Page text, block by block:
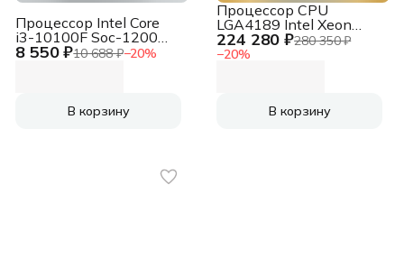
8 550 ₽10 688 ₽−20%
Процессор Intel Core
i3-10100F Soc-1200
3.6GHz OEM
В корзину
224 280 ₽280 350 ₽
−20%
Процессор CPU
LGA4189 Intel Xeon
Gold 6342 (Ice Lake,
24C/48T, 2.8/3.5GHz,
В корзину